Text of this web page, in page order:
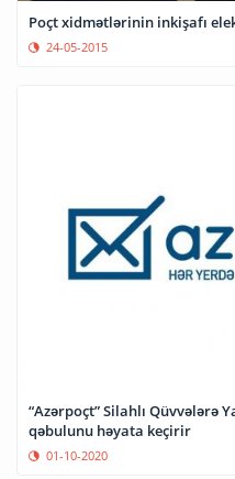
Poçt xidmətlərinin inkişafı
24-05-2015
“Azərpoçt” Silahlı Qüvvələrə
qəbulunu həyata keçirir
01-10-2020